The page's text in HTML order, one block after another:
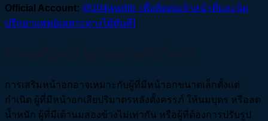
Official Account: @104wwihb เพื่อติดต่อเจ้าหน้าที่และนัด
ปรึกษาแพทย์เฉพาะทางได้ทันที]
การเสริมหน้าอกอาจเหมาะกับผู้ที่มีหน้าอกขนาดเล็กตั้งแต่
กำเนิด ผู้ที่มีหน้าอกเสียปริมาตรหลังตั้งครรภ์ ให้นมบุตร หรือลด
น้ำหนัก ผู้ที่มีเต้านมสองข้างไม่เท่ากัน หรือผู้ที่ต้องการปรับรูป